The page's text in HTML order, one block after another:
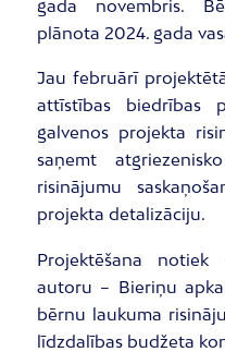
gada novembris.
plānota 2024. gada
Jau februārī
attīstības biedrības
galvenos projekta
saņemt
risinājumu
projekta detalizāciju.
Projektēšana
autoru – Bieriņu
bērnu laukuma
līdzdalības budžeta